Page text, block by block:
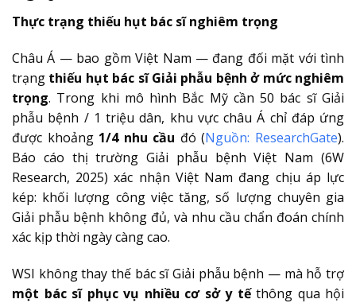
Thực trạng thiếu hụt bác sĩ nghiêm trọng
Châu Á — bao gồm Việt Nam — đang đối mặt với tình
trạng thiếu hụt bác sĩ Giải phẫu bệnh ở mức nghiêm
trọng. Trong khi mô hình Bắc Mỹ cần 50 bác sĩ Giải
phẫu bệnh / 1 triệu dân, khu vực châu Á chỉ đáp ứng
được khoảng 1/4 nhu cầu đó (Nguồn: ResearchGate).
Báo cáo thị trường Giải phẫu bệnh Việt Nam (6W
Research, 2025) xác nhận Việt Nam đang chịu áp lực
kép: khối lượng công việc tăng, số lượng chuyên gia
Giải phẫu bệnh không đủ, và nhu cầu chẩn đoán chính
xác kịp thời ngày càng cao.
WSI không thay thế bác sĩ Giải phẫu bệnh — mà hỗ trợ
một bác sĩ phục vụ nhiều cơ sở y tếthông qua hội